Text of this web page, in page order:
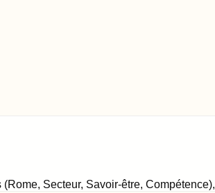
Secteur, Savoir-être, Compétence),